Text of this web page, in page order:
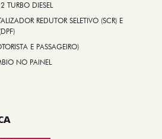
TURBO DIESEL
REDUTOR SELETIVO (SCR) E
E PASSAGEIRO)
NO PAINEL